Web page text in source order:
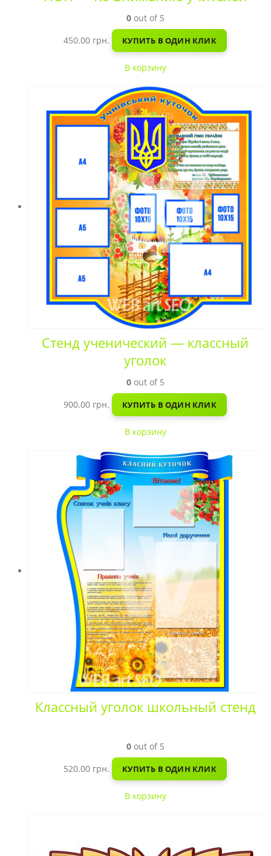
0out of 5
450.00 грн. КУПИТЬ В ОДИН КЛИК
В корзину
Стенд ученический — классный
уголок
0out of 5
900.00 грн. КУПИТЬ В ОДИН КЛИК
В корзину
Классный уголок школьный стенд
0out of 5
520.00 грн. КУПИТЬ В ОДИН КЛИК
В корзину